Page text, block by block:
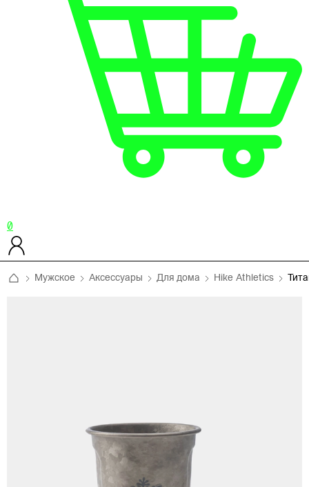
0
Мужское Аксессуары Для дома Hike Athletics